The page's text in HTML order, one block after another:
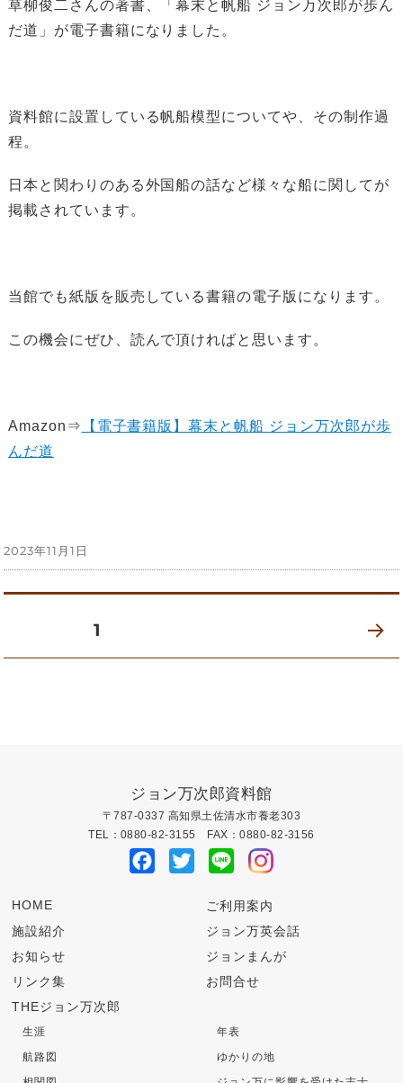
草柳俊二さんの著書、「幕末と帆船 ジョン万次郎が歩ん
だ道」が電子書籍になりました。
資料館に設置している帆船模型についてや、その制作過
程。
日本と関わりのある外国船の話など様々な船に関してが
掲載されています。
当館でも紙版を販売している書籍の電子版になります。
この機会にぜひ、読んで頂ければと思います。
Amazon⇒ 【電子書籍版】幕末と帆船 ジョン万次郎が歩
んだ道
投
稿
2023年11月1日
送
り
固定ページ1
次の
ジョン万次郎資料館
〒787-0337 高知県土佐清水市養老303
TEL：0880-82-3155 FAX：0880-82-3156
Facebook
Twitter Line
HOME
ご利用案内
施設紹介
ジョン万英会話
お知らせ
ジョンまんが
リンク集
お問合せ
THEジョン万次郎
生涯
年表
航路図
ゆかりの地